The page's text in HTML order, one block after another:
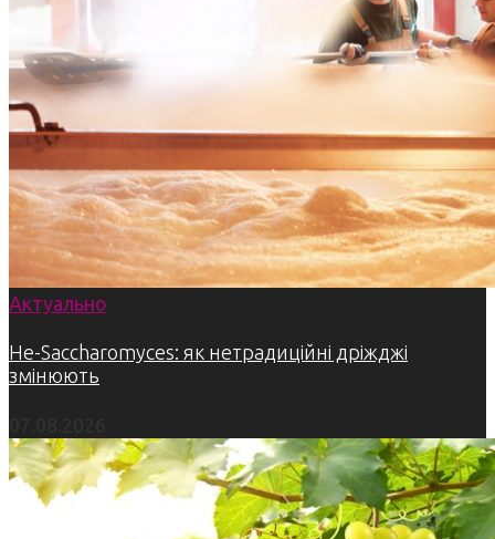
Актуально
Не-Saccharomyces: як нетрадиційні дріжджі
змінюють